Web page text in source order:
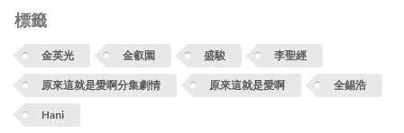
標籤
金英光 金叡園 盛駿 李聖經
原來這就是愛啊分集劇情 原來這就是愛啊 全錫浩
Hani